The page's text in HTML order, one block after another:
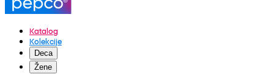
Katalog
Kolekcije
Deca
Žene